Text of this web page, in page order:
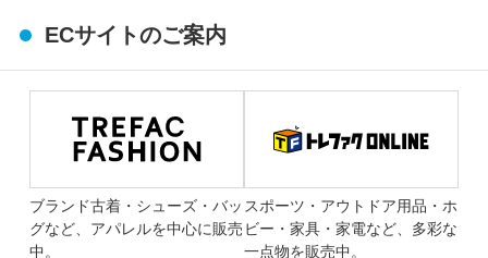
ECサイトのご案内
ブランド古着・シューズ・バッ
グなど、アパレルを中心に販売
中。
スポーツ・アウトドア用品・ホ
ビー・家具・家電など、多彩な
一点物を販売中。